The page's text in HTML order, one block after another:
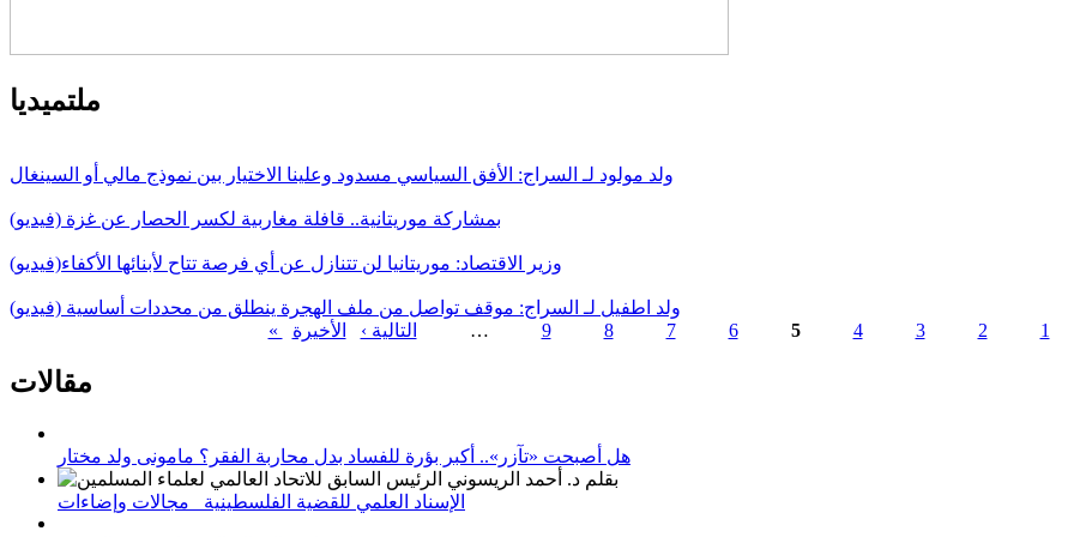
ملتميديا
ولد مولود لـ السراج: الأفق السياسي مسدود وعلينا الاختيار بين نموذج مالي أو السينغال
بمشاركة موريتانية.. قافلة مغاربية لكسر الحصار عن غزة (فيديو)
وزير الاقتصاد: موريتانيا لن تتنازل عن أي فرصة تتاح لأبنائها الأكفاء(فيديو)
ولد اطفيل لـ السراج: موقف تواصل من ملف الهجرة ينطلق من محددات أساسية (فيديو)
1
2
3
4
5
6
7
8
9
… التالية ›
مقالات
هل أصبحت «تآزر».. أكبر بؤرة للفساد بدل محاربة الفقر؟ مامونى ولد مختار
الإسناد العلمي للقضية الفلسطينية_ مجالات وإضاءات